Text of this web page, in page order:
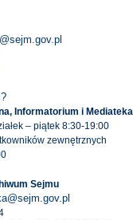
Informatorium i Mediateka
– piątek 8:30-19:00
zewnętrznych
Sejmu